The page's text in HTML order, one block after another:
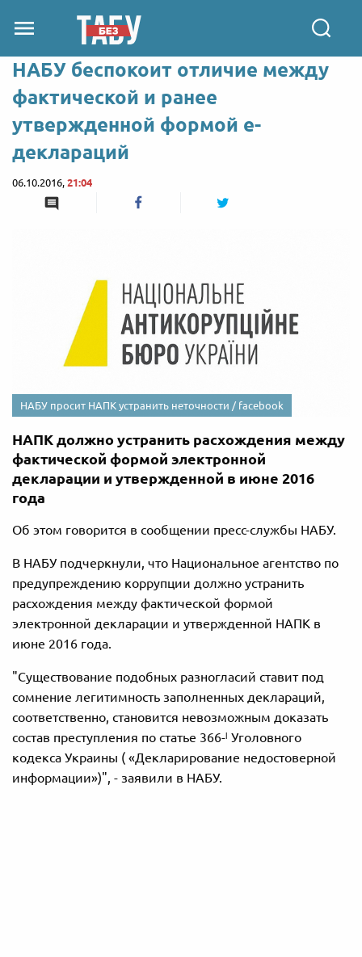
НАБУ беспокоит отличие между
фактической и ранее
утвержденной формой е-
деклараций
06.10.2016, 21:04
НАБУ просит НАПК устранить неточности / facebook
НАПК должно устранить расхождения между
фактической формой электронной
декларации и утвержденной в июне 2016
года
Об этом говорится в сообщении пресс-службы НАБУ.
В НАБУ подчеркнули, что Национальное агентство по
предупреждению коррупции должно устранить
расхождения между фактической формой
электронной декларации и утвержденной НАПК в
июне 2016 года.
"Существование подобных разногласий ставит под
сомнение легитимность заполненных деклараций,
соответственно, становится невозможным доказать
состав преступления по статье 366-ˡ Уголовного
кодекса Украины ( «Декларирование недостоверной
информации»)", - заявили в НАБУ.